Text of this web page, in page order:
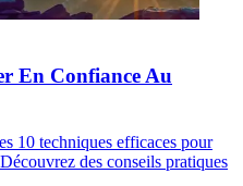
En Confiance Au
10 techniques efficaces pour
des conseils pratiques